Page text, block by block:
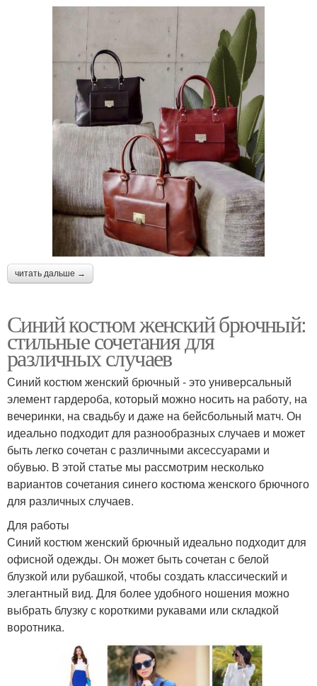
читать дальше →
Синий костюм женский брючный:
стильные сочетания для
различных случаев
Синий костюм женский брючный - это универсальный
элемент гардероба, который можно носить на работу, на
вечеринки, на свадьбу и даже на бейсбольный матч. Он
идеально подходит для разнообразных случаев и может
быть легко сочетан с различными аксессуарами и
обувью. В этой статье мы рассмотрим несколько
вариантов сочетания синего костюма женского брючного
для различных случаев.
Для работы
Синий костюм женский брючный идеально подходит для
офисной одежды. Он может быть сочетан с белой
блузкой или рубашкой, чтобы создать классический и
элегантный вид. Для более удобного ношения можно
выбрать блузку с короткими рукавами или складкой
воротника.